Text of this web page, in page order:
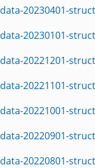
data-20230401-
data-20230101-
data-20221201-
data-20221101-
data-20221001-
data-20220901-
data-20220801-